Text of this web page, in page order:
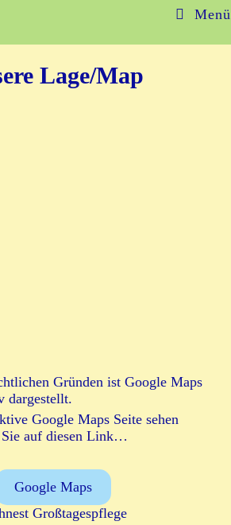
Menü
Lage/Map
Gründen ist Google Maps
dargestellt.
Google Maps Seite sehen
auf diesen Link…
Google Maps
Großtagespflege